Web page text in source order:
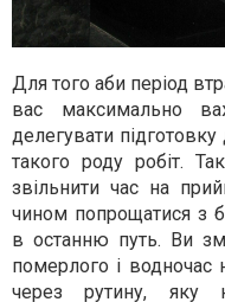
Для того аби період
вас максимально
делегувати
такого роду робіт.
звільнити час на
чином попрощатися з
в останню путь. Ви
померлого і водночас
через рутину, яку